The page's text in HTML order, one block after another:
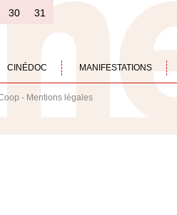
30 31
CINÉDOC MANIFESTATIONS
- Mentions légales